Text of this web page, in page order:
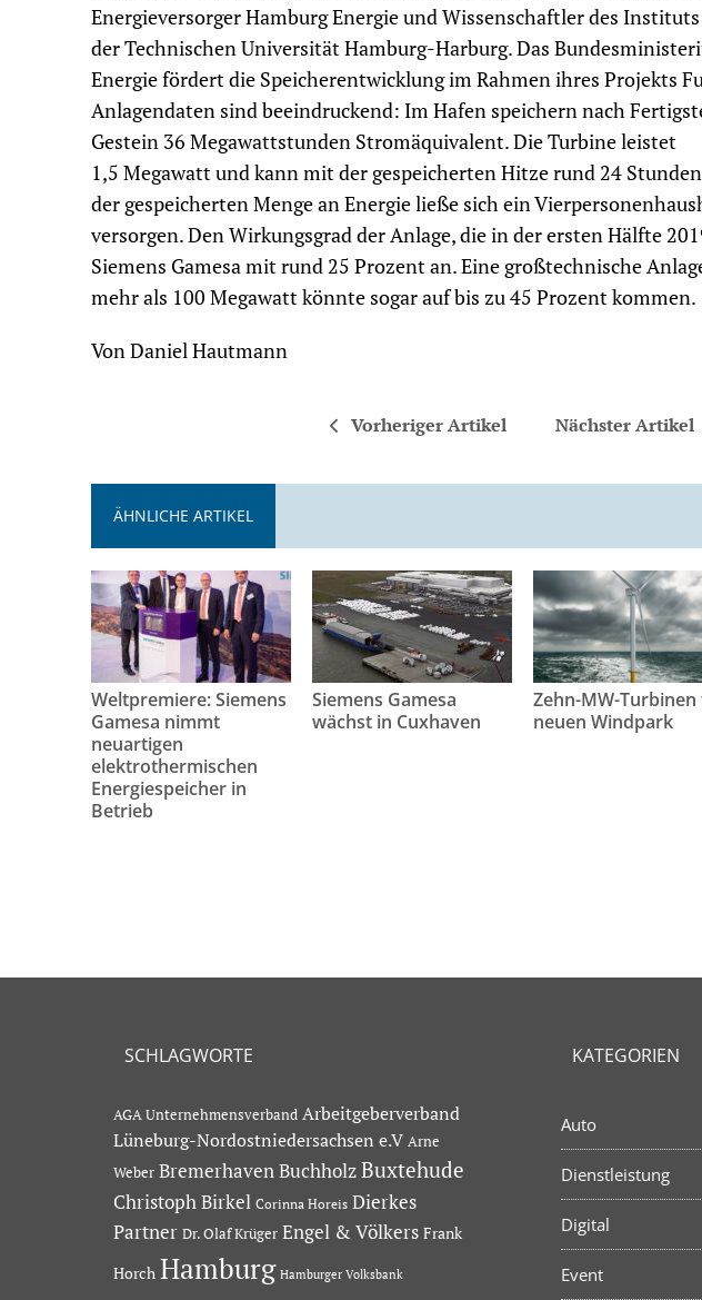
Energieversorger Hamburg Energie und Wissenschaftler des
der Technischen Universität Hamburg-Harburg. Das
Energie fördert die Speicherentwicklung im Rahmen ihres Projekts
Anlagendaten sind beeindruckend: Im Hafen speichern nach
Gestein 36 Megawattstunden Stromäquivalent. Die Turbine leistet
1,5 Megawatt und kann mit der gespeicherten Hitze rund 24
der gespeicherten Menge an Energie ließe sich ein
versorgen. Den Wirkungsgrad der Anlage, die in der ersten Hälfte
Siemens Gamesa mit rund 25 Prozent an. Eine großtechnische
mehr als 100 Megawatt könnte sogar auf bis zu 45 Prozent kommen.
Von Daniel Hautmann
Vorheriger Artikel Nächster Artikel
ÄHNLICHE ARTIKEL
Weltpremiere: Siemens
Gamesa nimmt
neuartigen
elektrothermischen
Energiespeicher in
Betrieb
Siemens Gamesa
wächst in Cuxhaven
Zehn-MW-
neuen Windpark
SCHLAGWORTE
AGA Unternehmensverband Arbeitgeberverband
Lüneburg-Nordostniedersachsen e.V Arne
Weber BremerhavenBuchholzBuxtehude
Christoph Birkel Corinna Horeis Dierkes
Partner Dr. Olaf Krüger Engel & Völkers Frank
Horch Hamburg Hamburger Volksbank
KATEGORIEN
Auto
Dienstleistung
Digital
Event